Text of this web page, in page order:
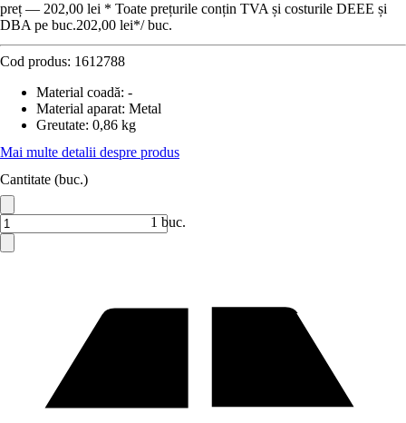
preț — 202,00 lei * Toate prețurile conțin TVA și costurile DEEE și
DBA pe buc.202,00 lei*/ buc.
Cod produs: 1612788
Material coadă: -
Material aparat: Metal
Greutate: 0,86 kg
Mai multe detalii despre produs
Cantitate (buc.)
1 buc.